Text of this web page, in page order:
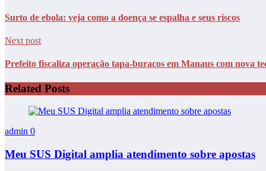
Surto de ebola: veja como a doença se espalha e seus riscos
Next post
Prefeito fiscaliza operação tapa-buracos em Manaus com nova
Related Posts
admin 0
Meu SUS Digital amplia atendimento sobre apostas